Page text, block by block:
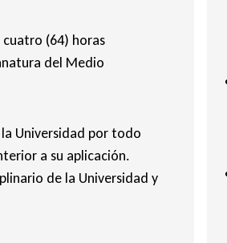
(64) horas
del Medio
Universidad por todo
a su aplicación.
de la Universidad y